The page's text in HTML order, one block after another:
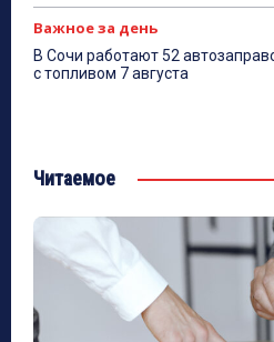
Важное за день
В Сочи работают 52
с топливом 7 августа
Читаемое